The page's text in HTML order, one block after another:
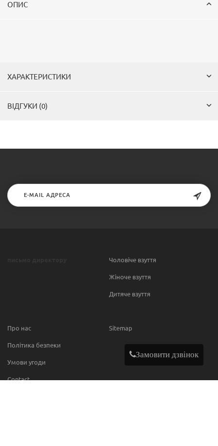
ОПИС
ХАРАКТЕРИСТИКИ
ВІДГУКИ (0)
Чоловіче взуття
Жіноче взуття
Дитяче взуття
Про нас
Політика безпеки
Умови угоди
Contact
Sitemap
Замовити дзвінок